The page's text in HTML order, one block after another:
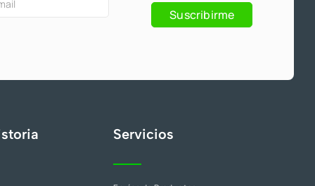
Suscribirme
Servicios